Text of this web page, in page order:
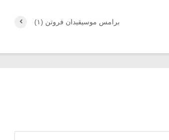
برامس موسیقیدان فروتن (۱)